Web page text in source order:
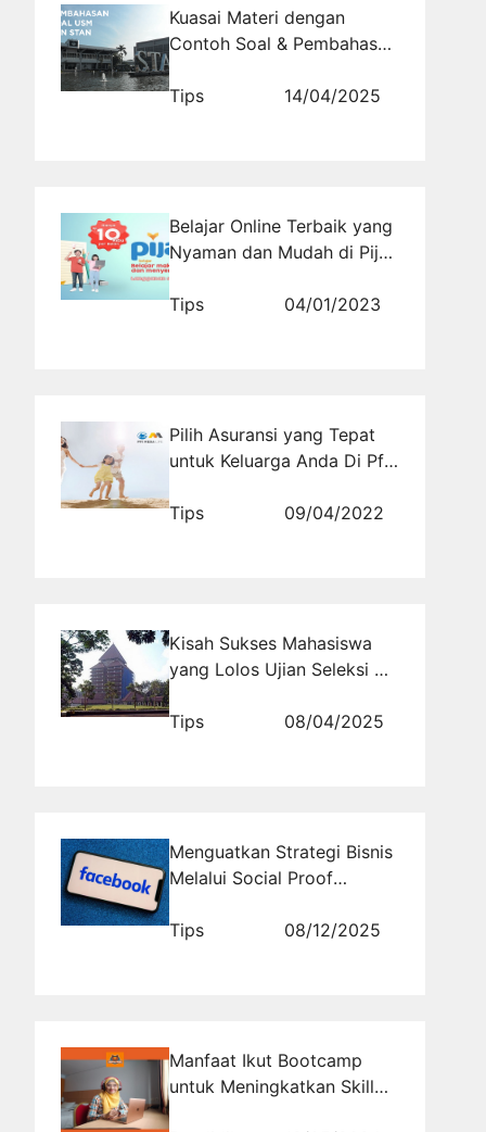
Kuasai Materi dengan
Contoh Soal & Pembahasan
Tips
14/04/2025
Belajar Online Terbaik yang
Nyaman dan Mudah di Pijar
Tips
04/01/2023
Pilih Asuransi yang Tepat
untuk Keluarga Anda Di Pfi
Tips
09/04/2022
Kisah Sukses Mahasiswa
yang Lolos Ujian Seleksi UI:
Tips
08/04/2025
Menguatkan Strategi Bisnis
Melalui Social Proof
Meningkatkan Kepercayaan
Tips 08/12/2025
Manfaat Ikut Bootcamp
untuk Meningkatkan Skill